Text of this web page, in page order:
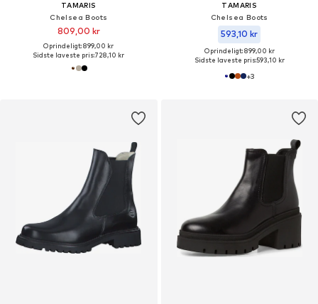
TAMARIS
Chelsea Boots
809,00 kr
Oprindeligt: 899,00 kr
Sidste laveste pris:728,10 kr
TAMARIS
Chelsea Boots
593,10 kr
Oprindeligt: 899,00 kr
Sidste laveste pris:593,10 kr
+3